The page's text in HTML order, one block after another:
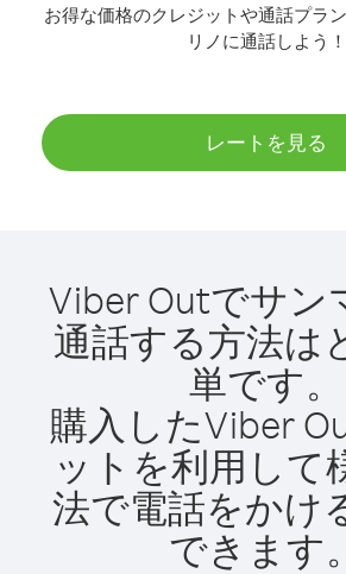
お得な価格のクレジットや通話プラ
リノに通話しよう！
レートを見る
Viber Outでサン
通話する方法は
単です。
購入したViber
ットを利用して
法で電話をかけ
できます。